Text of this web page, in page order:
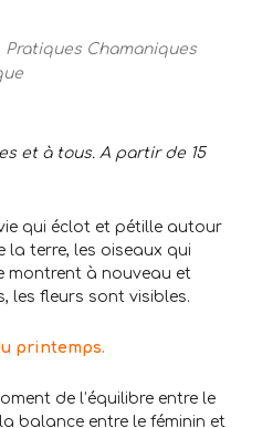
Pratiques Chamaniques
et à tous. A partir de 15
qui éclot et pétille autour
la terre, les oiseaux qui
montrent à nouveau et
les fleurs sont visibles.
printemps.
de l’équilibre entre le
balance entre le féminin et